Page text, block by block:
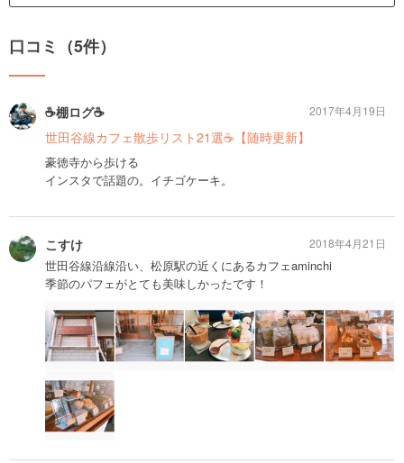
口コミ（5件）
☕️棚ログ☕️
世田谷線カフェ散歩リスト21選☕️【随時更新】
豪徳寺から歩ける
インスタで話題の。イチゴケーキ。
2017年4月19日
こすけ
世田谷線沿線沿い、松原駅の近くにあるカフェaminchi
季節のパフェがとても美味しかったです！
2018年4月21日